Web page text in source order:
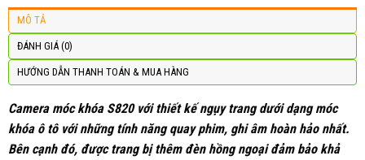
MÔ TẢ
ĐÁNH GIÁ (0)
HƯỚNG DẪN THANH TOÁN & MUA HÀNG
Camera móc khóaS820 với thiết kế ngụy trang dưới dạng móc
khóa ô tô với những tính năng quay phim, ghi âm hoàn hảo nhất.
Bên cạnh đó, được trang bị thêm đèn hồng ngoại đảm bảo khả